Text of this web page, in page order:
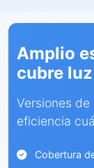
Amplio
cubre
Versiones
eficiencia
Cobertura